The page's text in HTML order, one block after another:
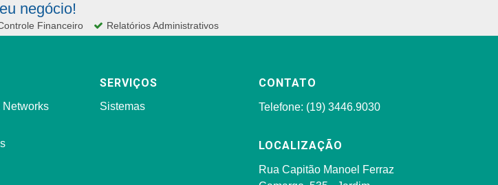
negócio!
Financeiro Relatórios Administrativos
Networks
SERVIÇOS
Sistemas
CONTATO
Telefone: (19) 3446.9030
LOCALIZAÇÃO
Rua Capitão Manoel Ferraz